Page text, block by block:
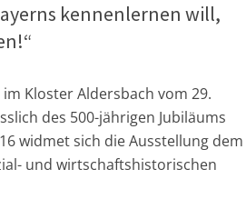
kennenlernen will,
Kloster Aldersbach vom 29.
des 500-jährigen Jubiläums
widmet sich die Ausstellung dem
und wirtschaftshistorischen